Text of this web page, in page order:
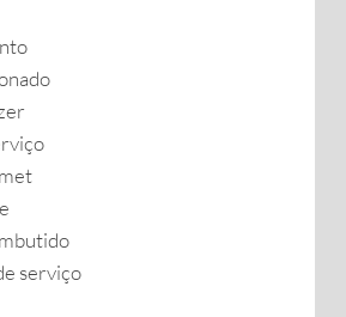
serviço